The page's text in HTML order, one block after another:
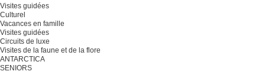
Visites guidées
Culturel
Vacances en famille
Visites guidées
Circuits de luxe
Visites de la faune et de la flore
ANTARCTICA
SENIORS